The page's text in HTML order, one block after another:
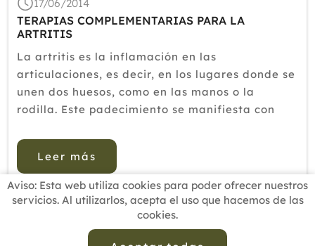
2015
2014
2013
2012
17/06/2014
TERAPIAS COMPLEMENTARIAS PARA LA
ARTRITIS
La artritis es la inflamación en las
articulaciones, es decir, en los lugares donde se
unen dos huesos, como en las manos o la
rodilla. Este padecimiento se manifiesta con
muy molesta, además de que limita el
movimiento.Sus causas son variadas: pu...
Leer más
Aviso: Esta web utiliza cookies para poder ofrecer nuestros
servicios. Al utilizarlos, acepta el uso que hacemos de las
cookies.
BUSCADOR PROFESIONALES
ESCUELAS RECOMENDADAS